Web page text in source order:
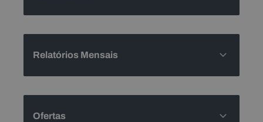
Relatórios Mensais
Ofertas